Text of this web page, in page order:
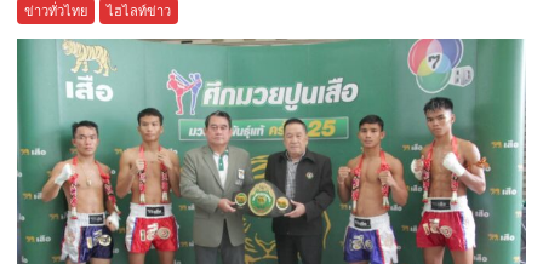
ข่าวทั่วไทย ไฮไลท์ข่าว